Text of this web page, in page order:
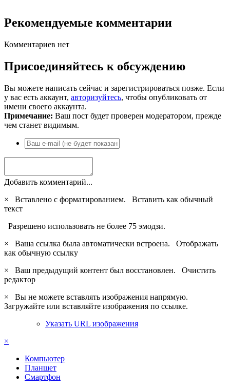
Рекомендуемые комментарии
Комментариев нет
Присоединяйтесь к обсуждению
Вы можете написать сейчас и зарегистрироваться позже. Если
у вас есть аккаунт, авторизуйтесь, чтобы опубликовать от
имени своего аккаунта.
Примечание: Ваш пост будет проверен модератором, прежде
чем станет видимым.
Добавить комментарий...
×
Вставлено с форматированием. Вставить как обычный
текст
Разрешено использовать не более 75 эмодзи.
×
Ваша ссылка была автоматически встроена. Отображать
как обычную ссылку
×
Ваш предыдущий контент был восстановлен. Очистить
редактор
×
Вы не можете вставлять изображения напрямую.
Загружайте или вставляйте изображения по ссылке.
Указать URL изображения
×
Компьютер
Планшет
Смартфон